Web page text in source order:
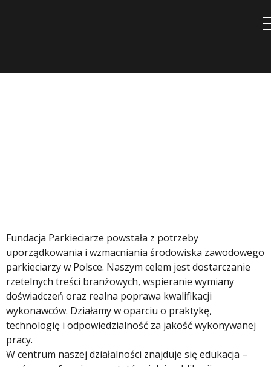
do
Fundacja Parkieciarze powstała z potrzeby
uporządkowania i wzmacniania środowiska zawodowego
parkieciarzy w Polsce. Naszym celem jest dostarczanie
rzetelnych treści branżowych, wspieranie wymiany
doświadczeń oraz realna poprawa kwalifikacji
wykonawców. Działamy w oparciu o praktykę,
technologię i odpowiedzialność za jakość wykonywanej
pracy.
W centrum naszej działalności znajduje się edukacja –